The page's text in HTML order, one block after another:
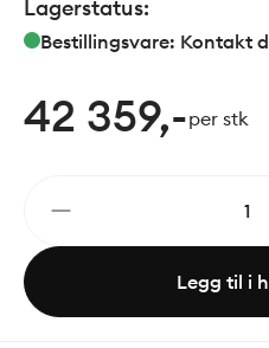
Lagerstatus:
Bestillingsvare: Kontakt
42 359,-per stk
Legg til i